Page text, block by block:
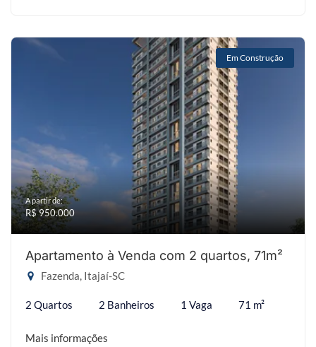
Em Construção
A partir de:
R$ 950.000
Apartamento à Venda com 2 quartos, 71m²
Fazenda, Itajaí-SC
2 Quartos 2 Banheiros 1 Vaga 71 m²
Mais informações